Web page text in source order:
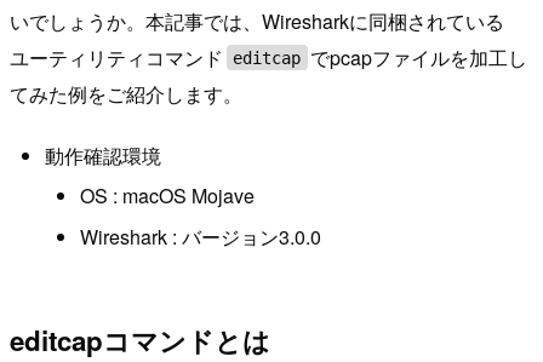
いでしょうか。本記事では、Wiresharkに同梱されている
ユーティリティコマンド
editcap でpcapファイルを加工し
てみた例をご紹介します。
動作確認環境
OS : macOS Mojave
Wireshark : バージョン3.0.0
editcapコマンドとは